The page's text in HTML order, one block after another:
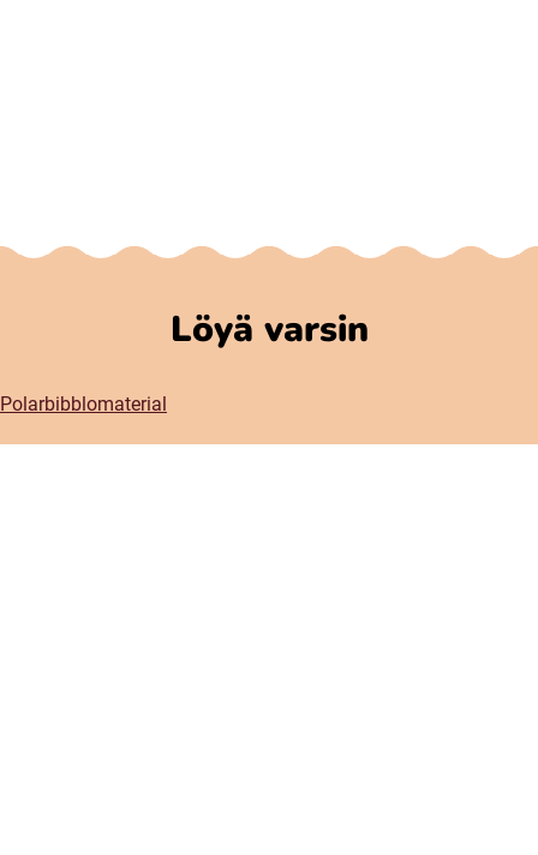
Löyä varsin
Polarbibblomaterial